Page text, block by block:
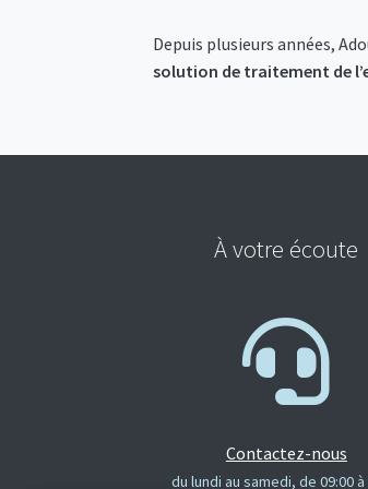
Depuis plusieurs années,
solution de traitement de
À votre écoute
Contactez-nous
du lundi au samedi, de 09:00 à